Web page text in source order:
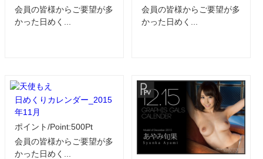
会員の皆様からご要望が多
かった日めく...
会員の皆様からご要望が多
かった日めく...
日めくりカレンダー_2015
年11月
ポイント/Point:500Pt
会員の皆様からご要望が多
かった日めく...